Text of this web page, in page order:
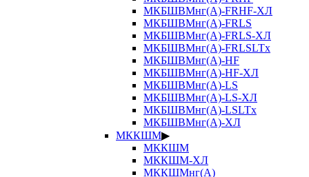
МКБШВМнг(А)-FRHF-ХЛ
МКБШВМнг(А)-FRLS
МКБШВМнг(А)-FRLS-ХЛ
МКБШВМнг(А)-FRLSLTx
МКБШВМнг(А)-HF
МКБШВМнг(А)-HF-ХЛ
МКБШВМнг(А)-LS
МКБШВМнг(А)-LS-ХЛ
МКБШВМнг(А)-LSLTx
МКБШВМнг(А)-ХЛ
МККШМ▶
МККШМ
МККШМ-ХЛ
МККШМнг(А)